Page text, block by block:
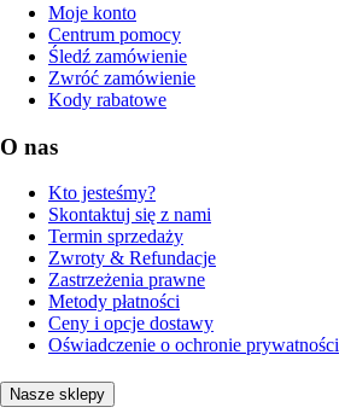
Moje konto
Centrum pomocy
Śledź zamówienie
Zwróć zamówienie
Kody rabatowe
O nas
Kto jesteśmy?
Skontaktuj się z nami
Termin sprzedaży
Zwroty & Refundacje
Zastrzeżenia prawne
Metody płatności
Ceny i opcje dostawy
Oświadczenie o ochronie prywatności
Nasze sklepy